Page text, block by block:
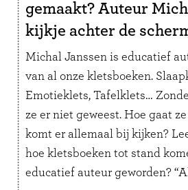
gemaakt? Auteur
kijkje achter de
Michal Janssen is educatief
van al onze kletsboeken.
Emotieklets, Tafelklets…
ze er niet geweest. Hoe gaat
komt er allemaal bij kijken?
hoe kletsboeken tot stand
educatief auteur geworden?